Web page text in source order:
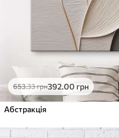
653.33грн392.00 грн
Абстракція